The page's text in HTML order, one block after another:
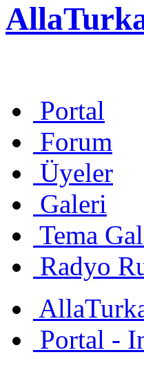
Portal
Forum
Üyeler
Galeri
Tema
Radyo
Portal -